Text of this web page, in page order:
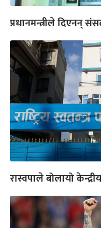
प्रधानमन्त्रीले दिएनन्
रास्वपाले बोलायो